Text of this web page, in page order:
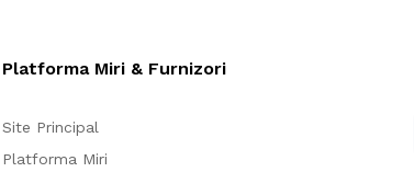
Platforma Miri & Furnizori
Site Principal
Platforma Miri